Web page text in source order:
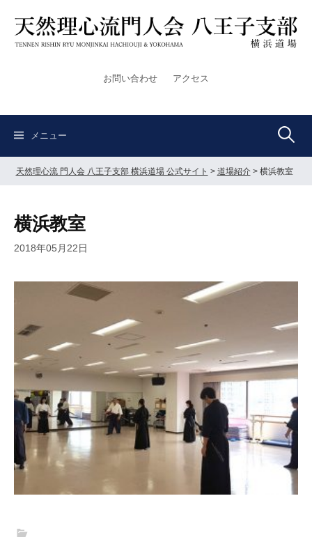
お問い合わせ アクセス
メニュー 検
索:
天然理心流 門人会 八王子支部 横浜道場 公式サイト > 道場紹介> 横浜教室
横浜教室
2018年05月22日